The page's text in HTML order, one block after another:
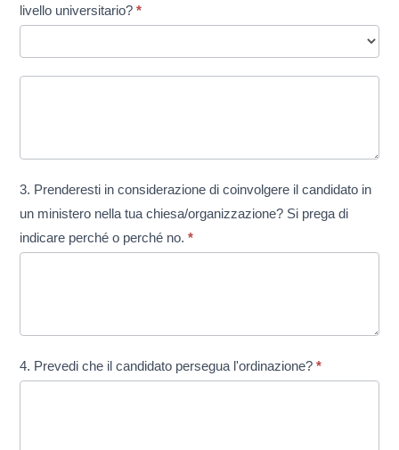
livello universitario?*
3. Prenderesti in considerazione di coinvolgere il candidato in
un ministero nella tua chiesa/organizzazione? Si prega di
indicare perché o perché no.*
4. Prevedi che il candidato persegua l'ordinazione?*